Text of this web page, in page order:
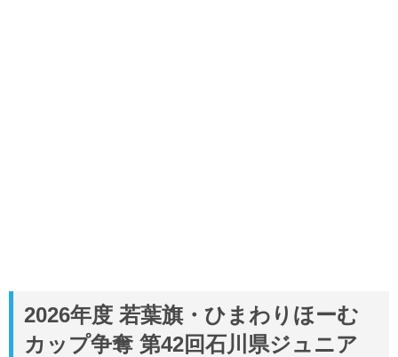
2026年度 若葉旗・ひまわりほーむ
カップ争奪 第42回石川県ジュニア